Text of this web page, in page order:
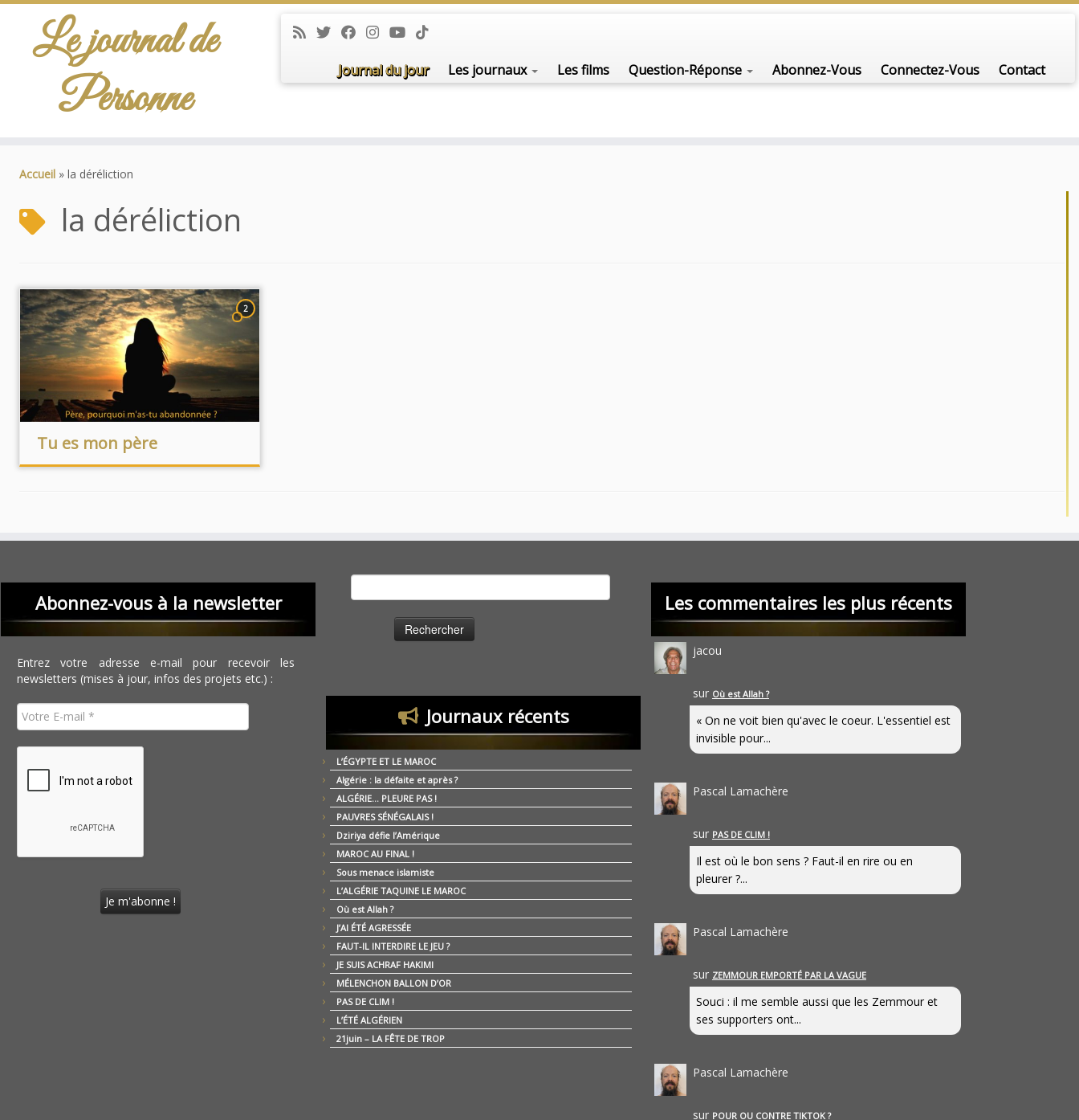
Le journal de
Personne
Journal du jour Les journaux Les films Question-Réponse Abonnez-Vous Connectez-Vous Contact
Accueil » la déréliction
la déréliction
2
Tu es mon père
Abonnez-vous à la newsletter
Entrez votre adresse e-mail pour recevoir les
newsletters (mises à jour, infos des projets etc.) :
Journaux récents
L’ÉGYPTE ET LE MAROC
Algérie : la défaite et après ?
ALGÉRIE… PLEURE PAS !
PAUVRES SÉNÉGALAIS !
Dziriya défie l’Amérique
MAROC AU FINAL !
Sous menace islamiste
L’ALGÉRIE TAQUINE LE MAROC
Où est Allah ?
J’AI ÉTÉ AGRESSÉE
FAUT-IL INTERDIRE LE JEU ?
JE SUIS ACHRAF HAKIMI
MÉLENCHON BALLON D’OR
PAS DE CLIM !
L’ÉTÉ ALGÉRIEN
21juin – LA FÊTE DE TROP
Les commentaires les plus récents
jacou
sur Où est Allah ?
« On ne voit bien qu'avec le coeur. L'essentiel est
invisible pour...
Pascal Lamachère
sur PAS DE CLIM !
Il est où le bon sens ? Faut-il en rire ou en
pleurer ?...
Pascal Lamachère
sur ZEMMOUR EMPORTÉ PAR LA VAGUE
Souci : il me semble aussi que les Zemmour et
ses supporters ont...
Pascal Lamachère
sur POUR OU CONTRE TIKTOK ?